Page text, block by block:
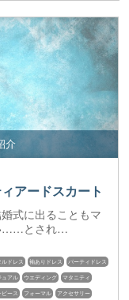
介
アードスカート
式に出ることもマ
……とされ…
ルドレス 袖ありドレス パーティドレス
ュアル ウエディング マタニティ
ピース フォーマル アクセサリー